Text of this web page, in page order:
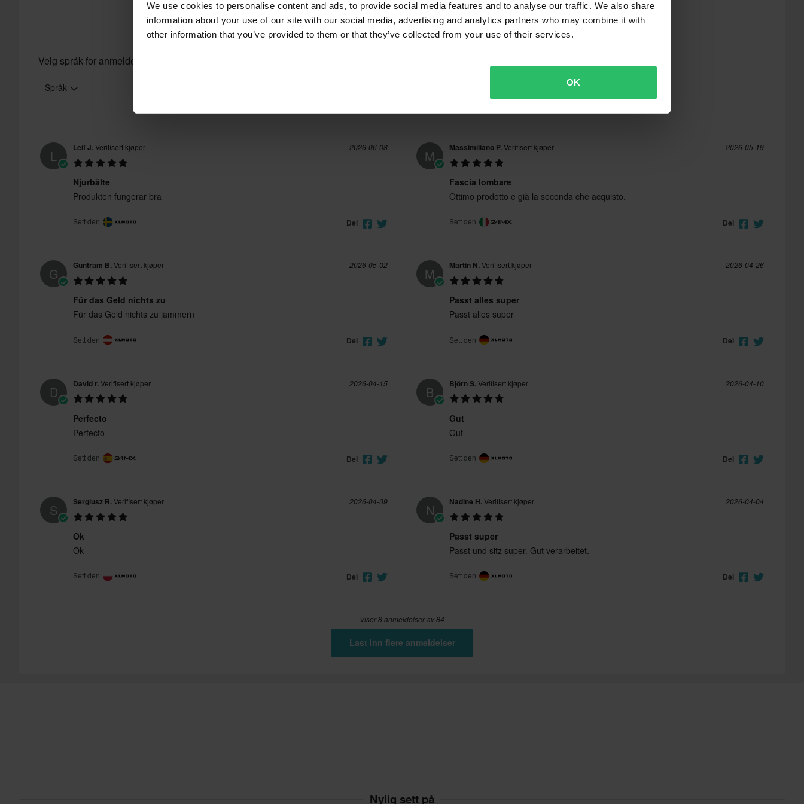
We use cookies to personalise content and ads, to provide social media features and to analyse our traffic. We also share
information about your use of our site with our social media, advertising and analytics partners who may combine it with
other information that you’ve provided to them or that they’ve collected from your use of their services.
OK
for mer informasjon og vilkår. 84 anmeldelser
(0)
(0)
Velg språk for anmeldelser
Språk
L Leif J.Verifisert kjøper 2026-06-08
Njurbälte
Produkten fungerar bra
Sett den Del
M Massimiliano P.Verifisert kjøper 2026-05-19
Fascia lombare
Ottimo prodotto e già la seconda che acquisto.
Sett den Del
G Guntram B.Verifisert kjøper 2026-05-02
Für das Geld nichts zu
Für das Geld nichts zu jammern
Sett den Del
M Martin N.Verifisert kjøper 2026-04-26
Passt alles super
Passt alles super
Sett den Del
D David r.Verifisert kjøper 2026-04-15
Perfecto
Perfecto
Sett den Del
B Björn S.Verifisert kjøper 2026-04-10
Gut
Gut
Sett den Del
S Sergiusz R.Verifisert kjøper 2026-04-09
Ok
Ok
Sett den Del
N Nadine H.Verifisert kjøper 2026-04-04
Passt super
Passt und sitz super. Gut verarbeitet.
Sett den Del
Viser 8 anmeldelser av 84
Last inn flere anmeldelser
Nylig sett på